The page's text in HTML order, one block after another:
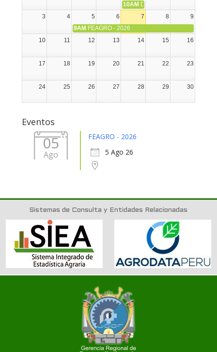
10AM DIA NACIONAL DE LA
3
4 5 6 7 8
9
9AM FEAGRO - 2026
10
11 12 13 14 15 16
17 18 19 20 21 22 23
24 25 26 27 28 29 30
Eventos
05
Ago
FEAGRO - 2026
5 Ago 26
Sistemas de Consulta y Entidades Relacionadas